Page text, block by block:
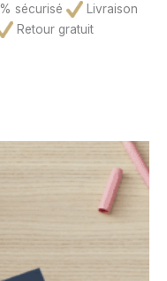
sécurisé
Livraison
Retour gratuit